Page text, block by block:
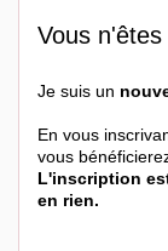
Vous
Je suis un
En vous
vous
L'inscription
en rien.